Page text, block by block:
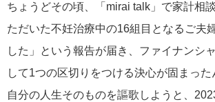
ちょうどその頃、「mirai talk」で家計相
ただいた不妊治療中の16組目となるご夫
した」という報告が届き、ファイナンシ
して1つの区切りをつける決心が固まっ
自分の人生そのものを謳歌しようと、